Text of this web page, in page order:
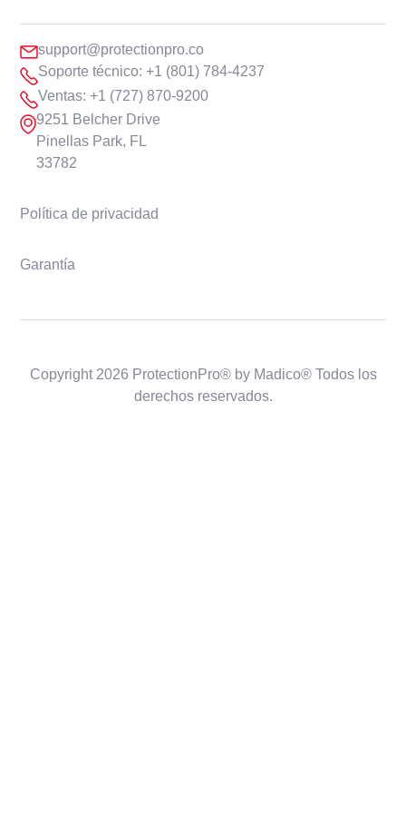
support@protectionpro.co
Soporte técnico: +1 (801) 784-4237
Ventas: +1 (727) 870-9200
9251 Belcher Drive
Pinellas Park, FL
33782
Política de privacidad
Garantía
Copyright 2026 ProtectionPro® by Madico® Todos los
derechos reservados.